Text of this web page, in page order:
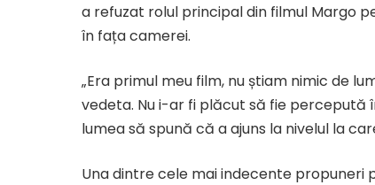
a refuzat rolul principal din filmul Margo
în fața camerei.
„Era primul meu film, nu știam nimic de
vedeta. Nu i-ar fi plăcut să fie percepută
lumea să spună că a ajuns la nivelul la
Una dintre cele mai indecente